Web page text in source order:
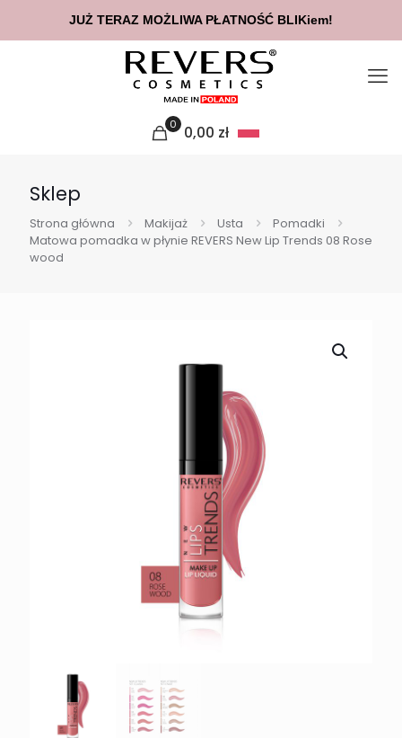
0 0,00 zł
Sklep
Strona główna Makijaż Usta
Pomadki
Matowa pomadka w płynie REVERS New Lip Trends 08 Rose
wood
JUŻ TERAZ MOŻLIWA PŁATNOŚĆ BLIKiem!